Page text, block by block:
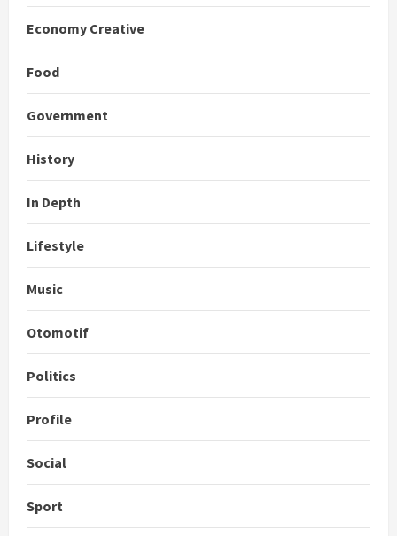
Economy Creative
Food
Government
History
In Depth
Lifestyle
Music
Otomotif
Politics
Profile
Social
Sport